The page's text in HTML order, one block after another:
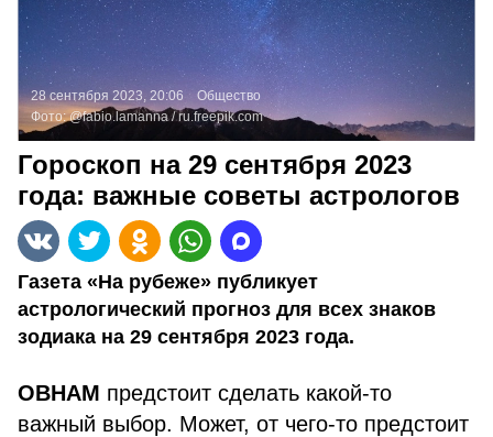
28 сентября 2023, 20:06
Общество
Фото:@fabio.lamanna /ru.freepik.com
Гороскоп на 29 сентября 2023
года: важные советы астрологов
Газета «На рубеже» публикует
астрологический прогноз для всех знаков
зодиака на 29 сентября 2023 года.
ОВНАМ предстоит сделать какой-то
важный выбор. Может, от чего-то предстоит